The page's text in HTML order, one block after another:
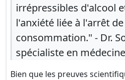
irrépressibles d'alcool
l'anxiété liée à l'arrêt
consommation." - Dr.
spécialiste en
Bien que les preuves